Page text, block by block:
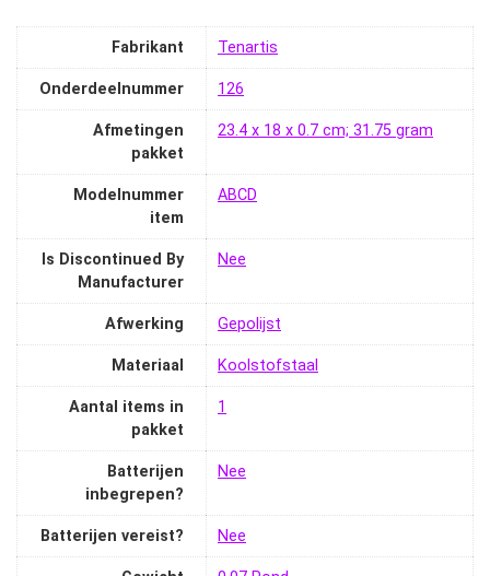
Fabrikant ‎Tenartis
Onderdeelnummer ‎126
Afmetingen
pakket
‎23.4 x 18 x 0.7 cm; 31.75 gram
Modelnummer
item
‎ABCD
Is Discontinued By
Manufacturer
‎Nee
Afwerking ‎Gepolijst
Materiaal ‎Koolstofstaal
Aantal items in
pakket
‎1
Batterijen
inbegrepen?
‎Nee
Batterijen vereist? ‎Nee